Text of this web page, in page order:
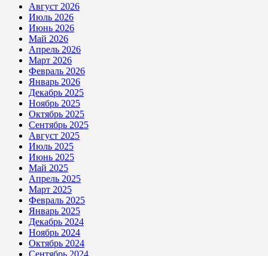
Август 2026
Июль 2026
Июнь 2026
Май 2026
Апрель 2026
Март 2026
Февраль 2026
Январь 2026
Декабрь 2025
Ноябрь 2025
Октябрь 2025
Сентябрь 2025
Август 2025
Июль 2025
Июнь 2025
Май 2025
Апрель 2025
Март 2025
Февраль 2025
Январь 2025
Декабрь 2024
Ноябрь 2024
Октябрь 2024
Сентябрь 2024